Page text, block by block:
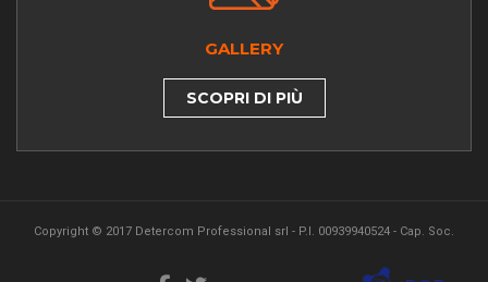
GALLERY
SCOPRI DI PIÙ
Copyright © 2017 Detercom Professional srl - P.I. 00939940524 - Cap. Soc.